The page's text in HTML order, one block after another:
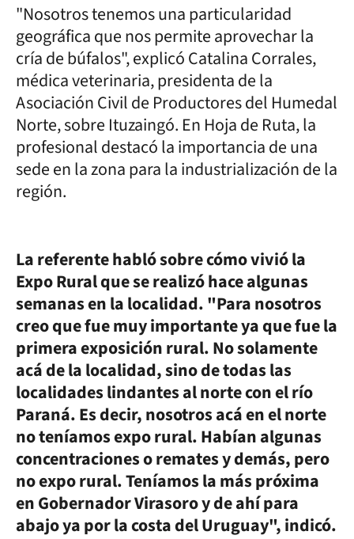
"Nosotros tenemos una particularidad
geográfica que nos permite aprovechar la
cría de búfalos", explicó Catalina Corrales,
médica veterinaria, presidenta de la
Asociación Civil de Productores del Humedal
Norte, sobre Ituzaingó. En Hoja de Ruta, la
profesional destacó la importancia de una
sede en la zona para la industrialización de la
región.
La referente habló sobre cómo vivió la
Expo Rural que se realizó hace algunas
semanas en la localidad. "Para nosotros
creo que fue muy importante ya que fue la
primera exposición rural. No solamente
acá de la localidad, sino de todas las
localidades lindantes al norte con el río
Paraná. Es decir, nosotros acá en el norte
no teníamos expo rural. Habían algunas
concentraciones o remates y demás, pero
no expo rural. Teníamos la más próxima
en Gobernador Virasoro y de ahí para
abajo ya por la costa del Uruguay", indicó.